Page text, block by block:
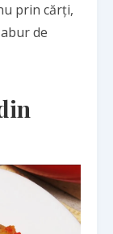
prin cărți,
de